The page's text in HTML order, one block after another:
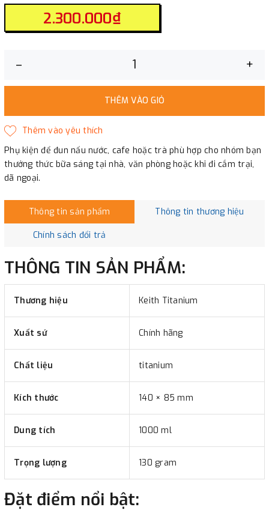
2.300.000₫
– +
THÊM VÀO GIỎ
Phụ kiện để đun nấu nước, cafe hoặc trà phù hợp cho nhóm bạn
thưởng thức bữa sáng tại nhà, văn phòng hoặc khi đi cắm trại,
dã ngoại.
Thông tin sản phẩm Thông tin thương hiệu
Chính sách đổi trả
THÔNG TIN SẢN PHẨM:
Thương hiệu Keith Titanium
Xuất sứ Chính hãng
Chất liệu titanium
Kích thước 140 × 85 mm
Dung tích 1000 ml
Trọng lượng 130 gram
Đặt điểm nổi bật: